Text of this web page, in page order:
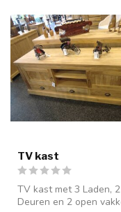
TV kast
TV kast met 3 Laden, 2
Deuren en 2 open